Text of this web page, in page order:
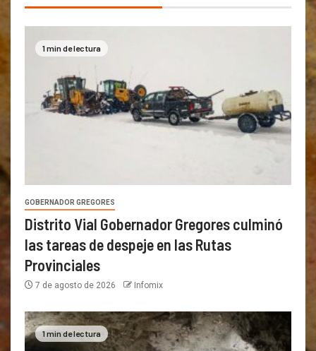
1 min de lectura
GOBERNADOR GREGORES
Distrito Vial Gobernador Gregores culminó
las tareas de despeje en las Rutas
Provinciales
7 de agosto de 2026 Infomix
1 min de lectura